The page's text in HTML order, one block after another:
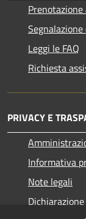
Leggi le FAQ
Richiesta
PRIVACY E
Informativa
Note legali